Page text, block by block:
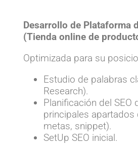
Desarrollo de Plataforma
(Tienda online de
Optimizada para su
Estudio de palabras
Research).
Planificación del SEO
principales apartados
metas, snippet).
SetUp SEO inicial.